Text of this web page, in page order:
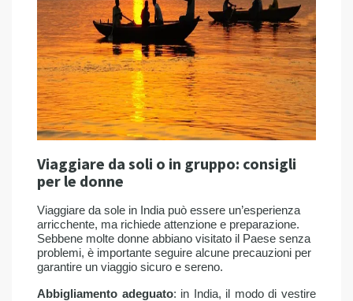
Viaggiare da soli o in gruppo: consigli
per le donne
Viaggiare da sole in India può essere un’esperienza
arricchente, ma richiede attenzione e preparazione.
Sebbene molte donne abbiano visitato il Paese senza
problemi, è importante seguire alcune precauzioni per
garantire un viaggio sicuro e sereno.
Abbigliamento adeguato: in India, il modo di vestire